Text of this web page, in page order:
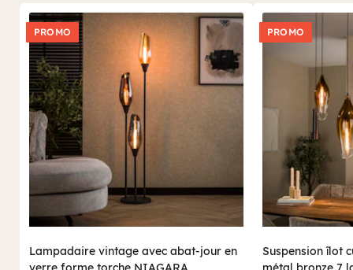
PROMO
Lampadaire vintage avec abat-jour en
PROMO
Suspension îlot